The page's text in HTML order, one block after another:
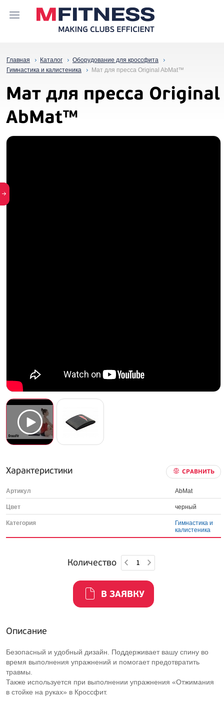
Главная Каталог
Оборудование для кроссфита
Гимнастика и калистеника
Мат для пресса Original AbMat™
Мат для пресса Original
AbMat™
Характеристики СРАВНИТЬ
Артикул AbMat
Цвет черный
Категория
Гимнастика и
калистеника
Количество
В ЗАЯВКУ
Описание
Безопасный и удобный дизайн. Поддерживает вашу спину во
время выполнения упражнений и помогает предотвратить
травмы.
Также используется при выполнении упражнения «Отжимания
в стойке на руках» в Кроссфит.